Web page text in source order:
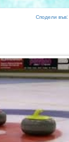
Сподели във: